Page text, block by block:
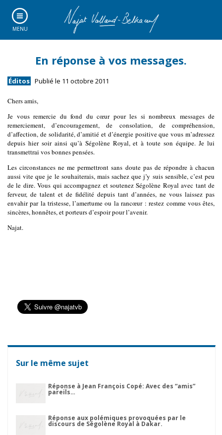
MENU
En réponse à vos messages.
Éditos Publié le 11 octobre 2011
Chers amis,
Je vous remercie du fond du cœur pour les si nombreux messages de
remerciement, d’encouragement, de consolation, de compréhension,
d’affection, de solidarité, d’amitié et d’énergie positive que vous m’adressez
depuis hier soir ainsi qu’à Ségolène Royal, et à toute son équipe. Je lui
transmettrai vos bonnes pensées.
Les circonstances ne me permettront sans doute pas de répondre à chacun
aussi vite que je le souhaiterais, mais sachez que j’y suis sensible, c’est peu
de le dire. Vous qui accompagnez et soutenez Ségolène Royal avec tant de
ferveur, de talent et de fidélité depuis tant d’années, ne vous laissez pas
envahir par la tristesse, l’amertume ou la rancœur : restez comme vous êtes,
sincères, honnêtes, et porteurs d’espoir pour l’avenir.
Najat.
Sur le même sujet
Réponse à Jean François Copé: Avec des “amis”
pareils…
Réponse aux polémiques provoquées par le
discours de Ségolène Royal à Dakar.